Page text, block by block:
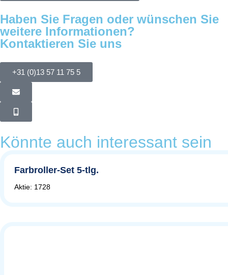
Haben Sie Fragen oder wünschen Sie
weitere Informationen?
Kontaktieren Sie uns
+31 (0)13 57 11 75 5
Könnte auch interessant sein
Farbroller-Set 5-tlg.
Aktie: 1728